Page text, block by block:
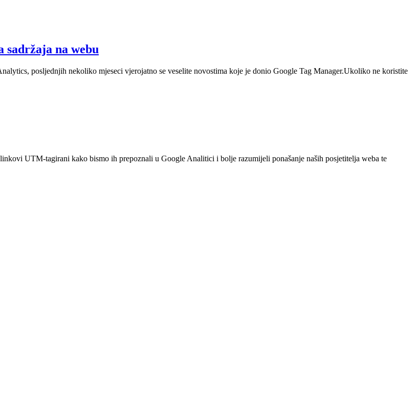
na webu
posljednjih nekoliko mjeseci vjerojatno se veselite novostima koje je donio Google Tag Manager.Ukoliko ne koristite
UTM-tagirani kako bismo ih prepoznali u Google Analitici i bolje razumijeli ponašanje naših posjetitelja weba te